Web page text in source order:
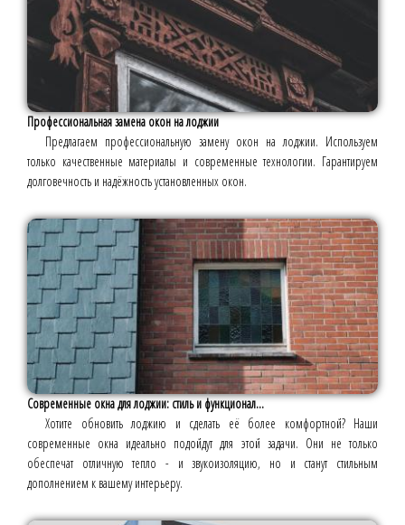
Профессиональная замена окон на лоджии
Предлагаем профессиональную замену окон на лоджии. Используем
только качественные материалы и современные технологии. Гарантируем
долговечность и надёжность установленных окон.
Современные окна для лоджии: стиль и функционал...
Хотите обновить лоджию и сделать её более комфортной? Наши
современные окна идеально подойдут для этой задачи. Они не только
обеспечат отличную тепло - и звукоизоляцию, но и станут стильным
дополнением к вашему интерьеру.